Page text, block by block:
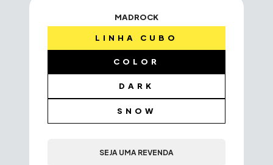
MADROCK
LINHA CUBO
COLOR
DARK
SNOW
SEJA UMA REVENDA